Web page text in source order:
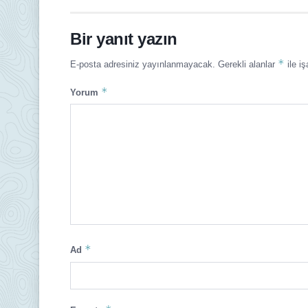
Bir yanıt yazın
E-posta adresiniz yayınlanmayacak. Gerekli alanlar * ile
Yorum *
Ad *